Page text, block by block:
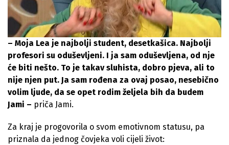
– Moja Lea je najbolji student, desetkašica. Najbolji
profesori su oduševljeni. I ja sam oduševljena, od nje
će biti nešto. To je takav sluhista, dobro pjeva, ali to
nije njen put. Ja sam rođena za ovaj posao, nesebično
volim ljude, da se opet rodim željela bih da budem
Jami – priča Jami.
Za kraj je progovorila o svom emotivnom statusu, pa
priznala da jednog čovjeka voli cijeli život: